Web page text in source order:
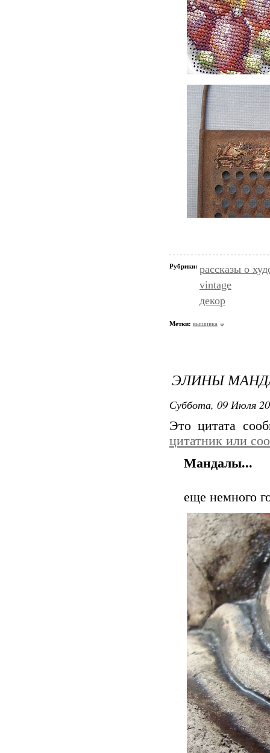
Рубрики: рассказы о
vintage
декор
Метки: вышивка
ЭЛИНЫ
Суббота, 09 Июля
Это цитата
цитатник или
Мандалы...
еще немного